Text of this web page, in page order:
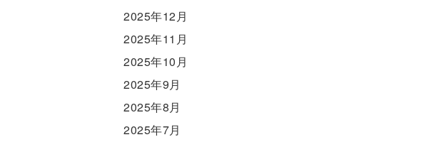
2025年12月
2025年11月
2025年10月
2025年9月
2025年8月
2025年7月